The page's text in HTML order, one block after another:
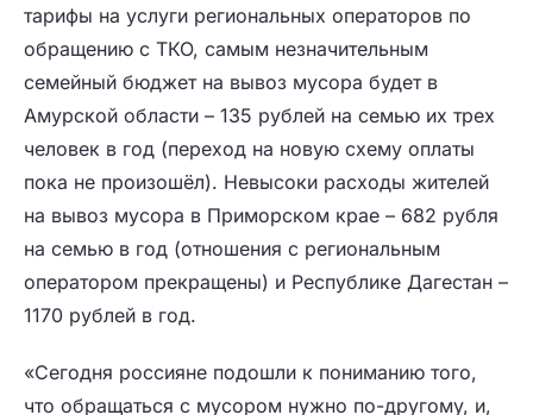
тарифы на услуги региональных операторов по
обращению с ТКО, самым незначительным
семейный бюджет на вывоз мусора будет в
Амурской области – 135 рублей на семью их трех
человек в год (переход на новую схему оплаты
пока не произошёл). Невысоки расходы жителей
на вывоз мусора в Приморском крае – 682 рубля
на семью в год (отношения с региональным
оператором прекращены) и Республике Дагестан –
1170 рублей в год.
«Сегодня россияне подошли к пониманию того,
что обращаться с мусором нужно по-другому, и,